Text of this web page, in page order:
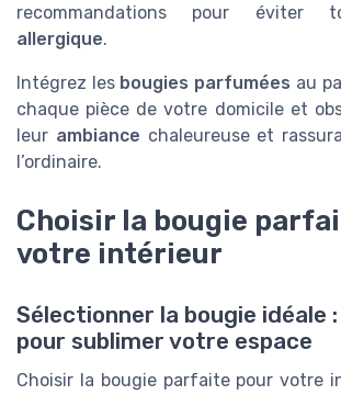
recommandations pour éviter
allergique.
Intégrez les bougies parfumées au
chaque pièce de votre domicile et
leur ambiance chaleureuse et
l’ordinaire.
Choisir la bougie
votre intérieur
Sélectionner la bougie idéale
pour sublimer votre espace
Choisir la bougie parfaite pour votre